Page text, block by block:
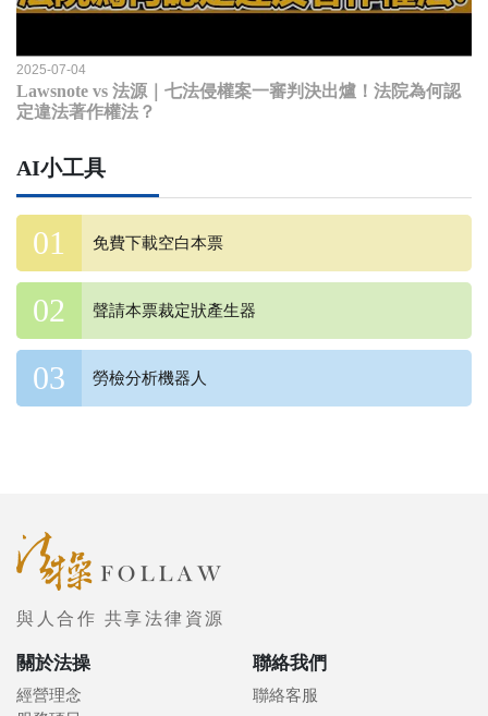
2025-07-04
Lawsnote vs 法源｜七法侵權案一審判決出爐！法院為何認
定違法著作權法？
AI小工具
免費下載空白本票
聲請本票裁定狀產生器
勞檢分析機器人
與人合作 共享法律資源
關於法操
經營理念
聯絡我們
聯絡客服